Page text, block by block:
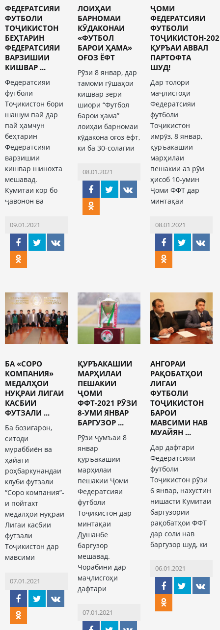
ФЕДЕРАТСИЯИ
ФУТБОЛИ
ТОҶИКИСТОН
БЕҲТАРИН
ФЕДЕРАТСИЯИ
ВАРЗИШИИ
КИШВАР ...
Федератсияи
футболи
Тоҷикистон бори
шашум пай дар
пай ҳамчун
беҳтарин
Федератсияи
варзишии
кишвар шинохта
мешавад.
Кумитаи кор бо
ҷавонон ва
09.01.2021
ЛОИҲАИ
БАРНОМАИ
КӮДАКОНАИ
«ФУТБОЛ
БАРОИ ҲАМА»
ОҒОЗ ЁФТ
Рӯзи 8 январ, дар
тамоми гӯшаҳои
кишвар зери
шиори “Футбол
барои ҳама”
лоиҳаи барномаи
кӯдакона оғоз ёфт,
ки ба 30-солагии
08.01.2021
ҶОМИ
ФЕДЕРАТСИЯИ
ФУТБОЛИ
ТОҶИКИСТОН-
ҚУРЪАИ АВВАЛ
ПАРТОФТА
ШУД!
Дар толори
маҷлисгоҳи
Федератсияи
футболи
Тоҷикистон
имрӯз, 8 январ,
қуръакашии
марҳилаи
пешакии аз рӯи
ҳисоб 10-умин
Ҷоми ФФТ дар
минтақаи
08.01.2021
БА «СОРО
КОМПАНИЯ»
МЕДАЛҲОИ
НУҚРАИ ЛИГАИ
КАСБИИ
ФУТЗАЛИ ...
Ба бозигарон,
ситоди
мураббиён ва
ҳайати
роҳбаркунандаи
клуби футзали
“Соро компания”-
и пойтахт
медалҳои нуқраи
Лигаи касбии
футзали
Тоҷикистон дар
мавсими
07.01.2021
ҚУРЪАКАШИИ
МАРҲИЛАИ
ПЕШАКИИ
ҶОМИ
ФФТ-2021 РӮЗИ
8-УМИ ЯНВАР
БАРГУЗОР ...
Рӯзи ҷумъаи 8
январ
қуръакашии
марҳилаи
пешакии Ҷоми
Федератсияи
футболи
Тоҷикистон дар
минтақаи
Душанбе
баргузор
мешавад.
Чорабинӣ дар
маҷлисгоҳи
дафтари
07.01.2021
АНГОРАИ
РАҚОБАТҲОИ
ЛИГАИ
ФУТБОЛИ
ТОҶИКИСТОН
БАРОИ
МАВСИМИ НАВ
МУАЙЯН ...
Дар дафтари
Федератсияи
футболи
Тоҷикистон рӯзи
6 январ, нахустин
нишасти Кумитаи
баргузории
рақобатҳои ФФТ
дар соли нав
баргузор шуд, ки
06.01.2021